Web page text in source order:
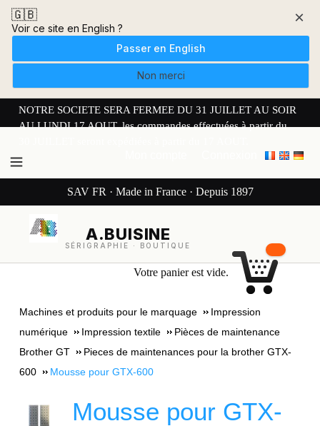
🇬🇧
Voir ce site en English ?
Passer en English
Non merci
×
NOTRE SOCIETE SERA FERMEE DU 31 JUILLET AU SOIR
AU LUNDI 17 AOUT. les commandes effectuées à partir du
SAV FR · Made in France · Depuis 1897
A.BUISINE
SÉRIGRAPHIE · BOUTIQUE
Votre panier est vide.
Machines et produits pour le marquage
Impression
numérique
Impression textile
Pièces de maintenance
Brother GT
Pieces de maintenances pour la brother GTX-
600
Mousse pour GTX-600
Mousse pour GTX-